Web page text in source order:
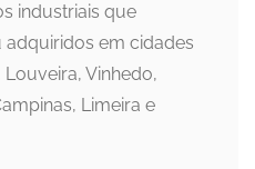
industriais que
em cidades
Vinhedo,
Limeira e